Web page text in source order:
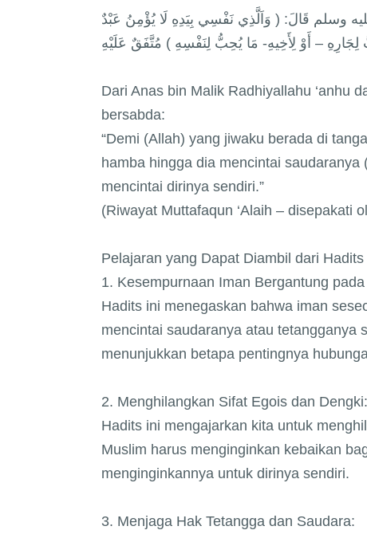
وسلم قَالَ: ( وَاَلَّذِي نَفْسِي بِيَدِهِ لَا يُؤْمِنُ عَبْدٌ
– أَوْ لِأَخِيهِ- مَا يُحِبُّ لِنَفْسِهِ ) مُتَّفَقٌ عَلَيْهِ
Dari Anas bin Malik Radhiyallahu ‘anhu
bersabda:
“Demi (Allah) yang jiwaku berada di
hamba hingga dia mencintai
mencintai dirinya sendiri.”
(Riwayat Muttafaqun ‘Alaih – disepakati
Pelajaran yang Dapat Diambil dari Hadits
1. Kesempurnaan Iman Bergantung
Hadits ini menegaskan bahwa iman
mencintai saudaranya atau tetangganya
menunjukkan betapa pentingnya
2. Menghilangkan Sifat Egois dan Dengki:
Hadits ini mengajarkan kita untuk
Muslim harus menginginkan kebaikan
menginginkannya untuk dirinya sendiri.
3. Menjaga Hak Tetangga dan Saudara: